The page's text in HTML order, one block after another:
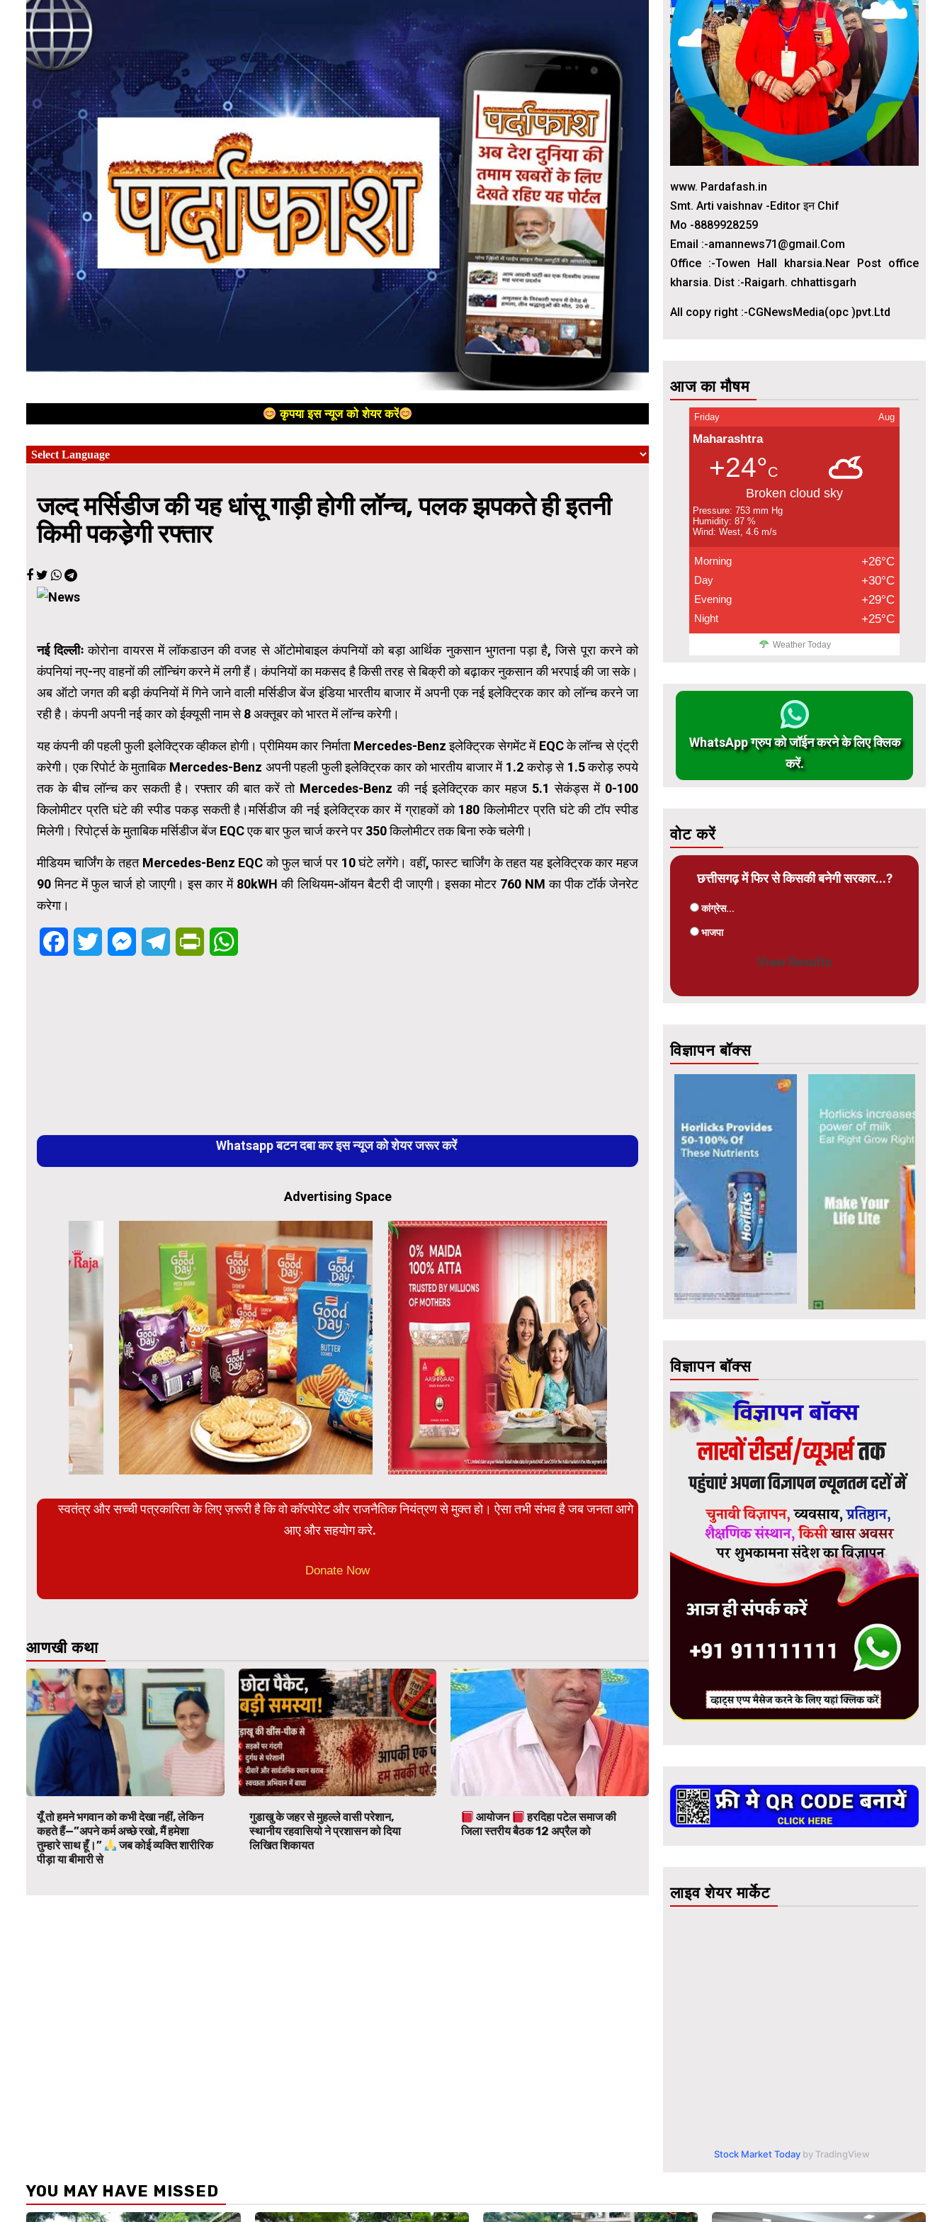
कृपया इस न्यूज को शेयर करें
जल्द मर्सिडीज की यह धांसू गाड़ी होगी लॉन्च, पलक झपकते ही इतनी
किमी पकडे़गी रफ्तार
नई दिल्लीःकोरोना वायरस में लॉकडाउन की वजह से ऑटोमोबाइल कंपनियों को बड़ा आर्थिक नुकसान भुगतना पड़ा है, जिसे पूरा करने को
कंपनियां नए-नए वाहनों की लॉन्चिंग करने में लगी हैं। कंपनियों का मकसद है किसी तरह से बिक्री को बढ़ाकर नुकसान की भरपाई की जा सके।
अब ऑटो जगत की बड़ी कंपनियों में गिने जाने वाली मर्सिडीज बेंज इंडिया भारतीय बाजार में अपनी एक नई इलेक्ट्रिक कार को लॉन्च करने जा
रही है। कंपनी अपनी नई कार को ईक्यूसी नाम से 8 अक्तूबर को भारत में लॉन्च करेगी।
यह कंपनी की पहली फुली इलेक्ट्रिक व्हीकल होगी। प्रीमियम कार निर्माता Mercedes-Benz इलेक्ट्रिक सेगमेंट में EQC के लॉन्च से एंट्री
करेगी। एक रिपोर्ट के मुताबिक Mercedes-Benz अपनी पहली फुली इलेक्ट्रिक कार को भारतीय बाजार में 1.2 करोड़ से 1.5 करोड़ रुपये
तक के बीच लॉन्च कर सकती है। रफ्तार की बात करें तो Mercedes-Benz की नई इलेक्ट्रिक कार महज 5.1 सेकंड्स में 0-100
किलोमीटर प्रति घंटे की स्पीड पकड़ सकती है।मर्सिडीज की नई इलेक्ट्रिक कार में ग्राहकों को 180 किलोमीटर प्रति घंटे की टॉप स्पीड
मिलेगी। रिपोर्ट्स के मुताबिक मर्सिडीज बेंज EQC एक बार फुल चार्ज करने पर 350 किलोमीटर तक बिना रुके चलेगी।
मीडियम चार्जिंग के तहत Mercedes-Benz EQC को फुल चार्ज पर 10 घंटे लगेंगे। वहीं, फास्ट चार्जिंग के तहत यह इलेक्ट्रिक कार महज
90 मिनट में फुल चार्ज हो जाएगी। इस कार में 80kWH की लिथियम-ऑयन बैटरी दी जाएगी। इसका मोटर 760 NM का पीक टॉर्क जेनरेट
करेगा।
FacebookTwitter MessengerTelegramPrintFriendly
Whatsapp बटन दबा कर इस न्यूज को शेयर जरूर करें
Advertising Space
स्वतंत्र और सच्ची पत्रकारिता के लिए ज़रूरी है कि वो कॉरपोरेट और राजनैतिक नियंत्रण से मुक्त हो। ऐसा तभी संभव है जब जनता आगे
आए और सहयोग करे.
Donate Now
आणखी कथा
यूँ तो हमने भगवान को कभी देखा नहीं, लेकिन
कहते हैं—”अपने कर्म अच्छे रखो, मैं हमेशा
तुम्हारे साथ हूँ।”
जब कोई व्यक्ति शारीरिक
पीड़ा या बीमारी से
गुडाखु के जहर से मुहल्ले वासी परेशान,
स्थानीय रहवासियो ने प्रशासन को दिया
लिखित शिकायत
आयोजन
हरदिहा पटेल समाज की
जिला स्तरीय बैठक 12 अप्रैल को
www. Pardafash.in
Smt. Arti vaishnav -Editor इन Chif
Mo -8889928259
Email :-amannews71@gmail.Com
Office :-Towen Hall kharsia.Near Post office
kharsia. Dist :-Raigarh. chhattisgarh
All copy right :-CGNewsMedia(opc )pvt.Ltd
आज का मौषम
Friday Aug
Maharashtra
+24°C
Broken cloud sky
Pressure: 753 mm Hg
Humidity: 87 %
Wind: West, 4.6 m/s
Morning +26°C
Day +30°C
Evening +29°C
Night +25°C
Weather Today
WhatsApp ग्रुप को जॉईन करने के लिए क्लिक
करें.
वोट करें
छत्तीसगढ़ में फिर से किसकी बनेगी सरकार...?
कांग्रेस...
भाजपा
View Results
विज्ञापन बॉक्स
विज्ञापन बॉक्स
लाइव शेयर मार्केट
Stock Market Today by TradingView
YOU MAY HAVE MISSED